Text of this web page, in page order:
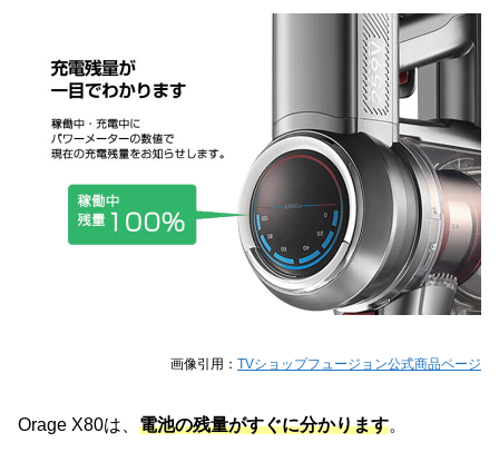
画像引用： TVショップフュージョン公式商品ページ
Orage X80は、 電池の残量がすぐに分かります。